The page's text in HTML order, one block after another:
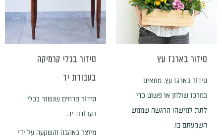
סידור בארגז עץ
סידור בארגז עץ. מתאים
כמרכז שולחן או פשוט כדי
לתת למישהו הרגשה שממש
השקעתם בו.
לבחור
את
האפשרויות
סידור בכלי קרמיקה
בעבודת יד
סידור פרחים שנשזר בכלי
בעבודת יד.
מיוצר באהבה והשקעה על ידי
לבחור
את
האפשרויות
המוצר